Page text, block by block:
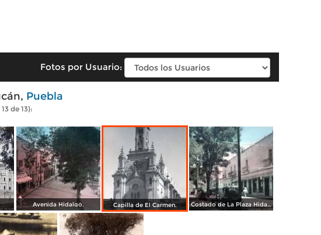
Fotos por Usuario:
Puebla
de 13):
Avenida Hidalgo. Capilla de El Carmen. Costado de La Plaza Hidalgo.